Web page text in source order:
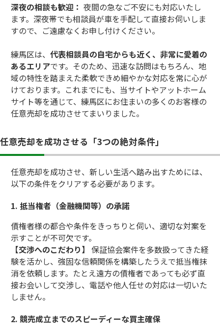
深夜の相談も歓迎： 夜間の急なご不安にも対応いたし
ます。深夜帯でも相談員が車を手配して直接お伺いしま
すので、ご遠慮なくお申し付けください。
練馬区は、代表相談員の自宅からも近く、非常に愛着の
あるエリアです。そのため、迅速な訪問はもちろん、地
域の特性を踏まえた柔軟できめ細やかな対応を常に心が
けております。これまでにも、当サイトやアットホーム
サイト等を通じて、練馬区にお住まいの多くのお客様の
任意売却を成功させてまいりました。
任意売却を成功させる「3つの絶対条件」
任意売却を成功させ、新しい生活へ踏み出すためには、
以下の条件をクリアする必要があります。
1. 抵当権者（金融機関等）の承諾
債権者様の都合や条件をきっちりと伺い、適切な対案を
示すことが不可欠です。
【交渉へのこだわり】 保証協会案件を多数扱ってきた経
験を活かし、強固な信頼関係を構築したうえで抵当権抹
消を依頼します。たとえ遠方の債権者であっても必ず直
接お会いして交渉し、電話や他人任せの対応は一切いた
しません。
2. 競売成立までのスピーディーな買主確保